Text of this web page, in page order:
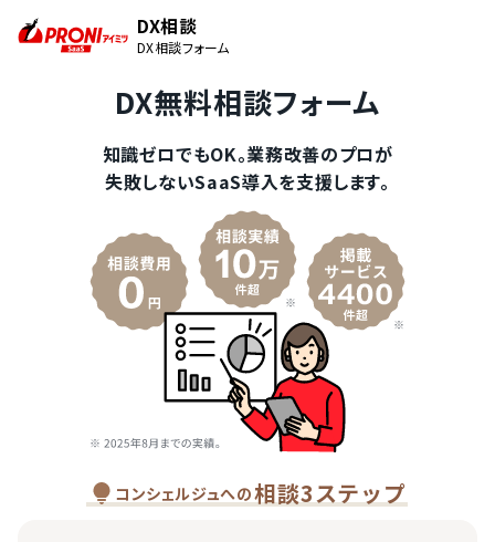
DX相談
DX相談フォーム
DX無料相談フォーム
知識ゼロでもOK。業務改善のプロが
失敗しないSaaS導入を支援します。
コンシェルジュへの相談3ステップ